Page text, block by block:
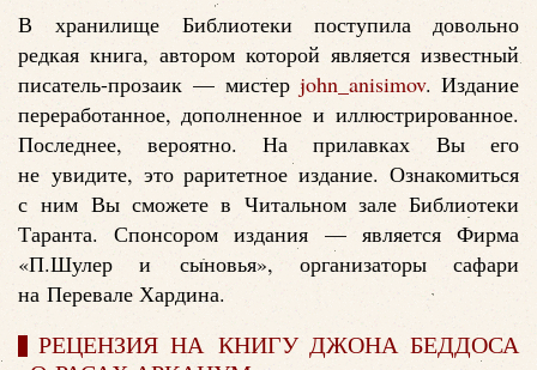
В хранилище Библиотеки поступила довольно
редкая книга, автором которой является известный
писатель-прозаик — мистер john_anisimov. Издание
переработанное, дополненное и иллюстрированное.
Последнее, вероятно. На прилавках Вы его
не увидите, это раритетное издание. Ознакомиться
с ним Вы сможете в Читальном зале Библиотеки
Таранта. Спонсором издания — является Фирма
«П.Шулер и сыновья», организаторы сафари
на Перевале Хардина.
РЕЦЕНЗИЯ НА КНИГУ ДЖОНА БЕДДОСА